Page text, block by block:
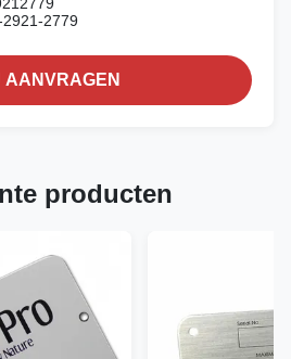
2779
AANVRAGEN
producten